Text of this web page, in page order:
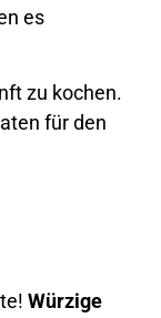
es
zu kochen.
für den
Würzige